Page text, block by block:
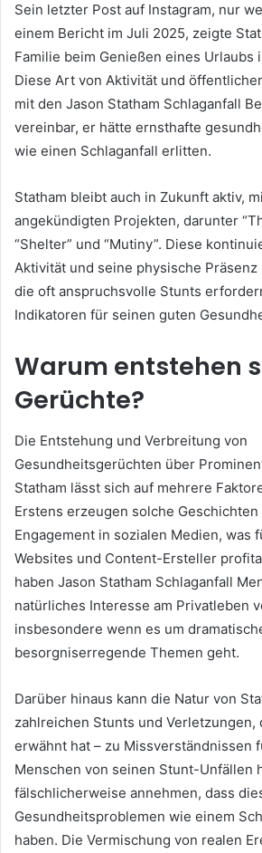
Sein letzter Post auf Instagram, nur
einem Bericht im Juli 2025, zeigte
Familie beim Genießen eines Urlaubs
Diese Art von Aktivität und
mit den Jason Statham Schlaganfall
vereinbar, er hätte ernsthafte
wie einen Schlaganfall erlitten.
Statham bleibt auch in Zukunft aktiv,
angekündigten Projekten, darunter
“Shelter” und “Mutiny”. Diese
Aktivität und seine physische
die oft anspruchsvolle Stunts
Indikatoren für seinen guten
Warum entstehen
Gerüchte?
Die Entstehung und Verbreitung von
Gesundheitsgerüchten über
Statham lässt sich auf mehrere
Erstens erzeugen solche
Engagement in sozialen Medien, was
Websites und Content-Ersteller
haben Jason Statham Schlaganfall
natürliches Interesse am Privatleben
insbesondere wenn es um
besorgniserregende Themen geht.
Darüber hinaus kann die Natur von
zahlreichen Stunts und
erwähnt hat – zu Missverständnissen
Menschen von seinen Stunt-Unfällen
fälschlicherweise annehmen, dass
Gesundheitsproblemen wie einem
haben. Die Vermischung von realen